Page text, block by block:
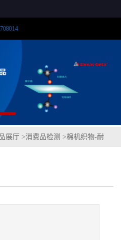
展厅 >消费品检测 >棉机织物-耐